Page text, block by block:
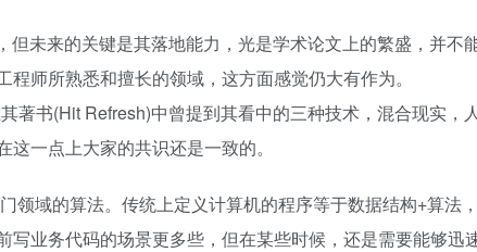
未来的关键是其落地能力，光是学术论文上的繁盛，并不
师所熟悉和擅长的领域，这方面感觉仍大有作为。
著书(Hit Refresh)中曾提到其看中的三种技术，混合现实，
一点上大家的共识还是一致的。
领域的算法。传统上定义计算机的程序等于数据结构+算法
写业务代码的场景更多些，但在某些时候，还是需要能够迅